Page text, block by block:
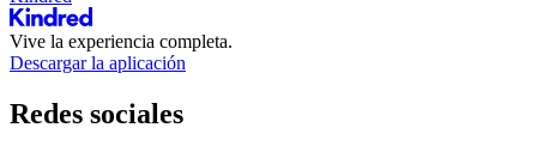
Vive la experiencia completa.
Descargar la aplicación
Redes sociales